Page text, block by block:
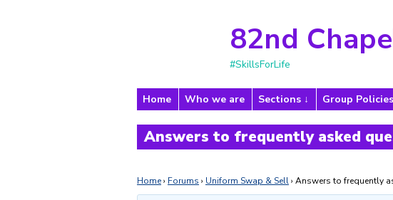
82nd
#SkillsForLife
Home Who we are Sections Group
Answers to frequently asked
Home› Forums › Uniform Swap & Sell› Answers to frequently